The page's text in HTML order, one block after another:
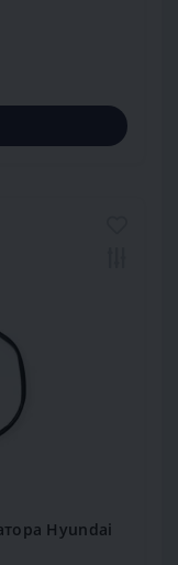
Hyundai